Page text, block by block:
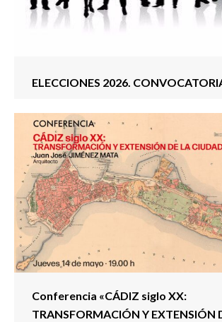
ELECCIONES 2026.
Conferencia «CÁDIZ siglo XX:
TRANSFORMACIÓN Y EXTENSIÓN